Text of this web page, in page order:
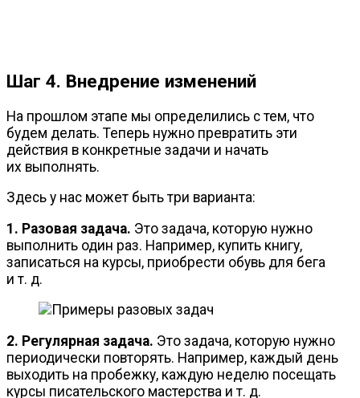
Шаг 4. Внедрение изменений
На прошлом этапе мы определились с тем, что
будем делать. Теперь нужно превратить эти
действия в конкретные задачи и начать
их выполнять.
Здесь у нас может быть три варианта:
1. Разовая задача. Это задача, которую нужно
выполнить один раз. Например, купить книгу,
записаться на курсы, приобрести обувь для бега
и т. д.
2. Регулярная задача. Это задача, которую нужно
периодически повторять. Например, каждый день
выходить на пробежку, каждую неделю посещать
курсы писательского мастерства и т. д.